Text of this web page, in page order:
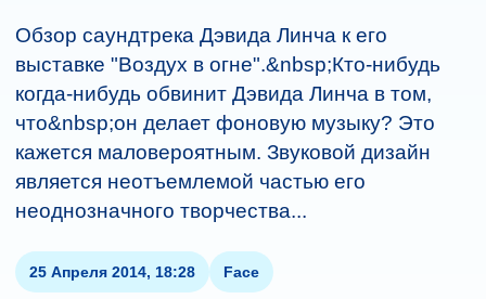
Обзор саундтрека Дэвида Линча к его
выставке "Воздух в огне".&nbsp;Кто-нибудь
когда-нибудь обвинит Дэвида Линча в том,
что&nbsp;он делает фоновую музыку? Это
кажется маловероятным. Звуковой дизайн
является неотъемлемой частью его
неоднозначного творчества...
25 Апреля 2014, 18:28 Face